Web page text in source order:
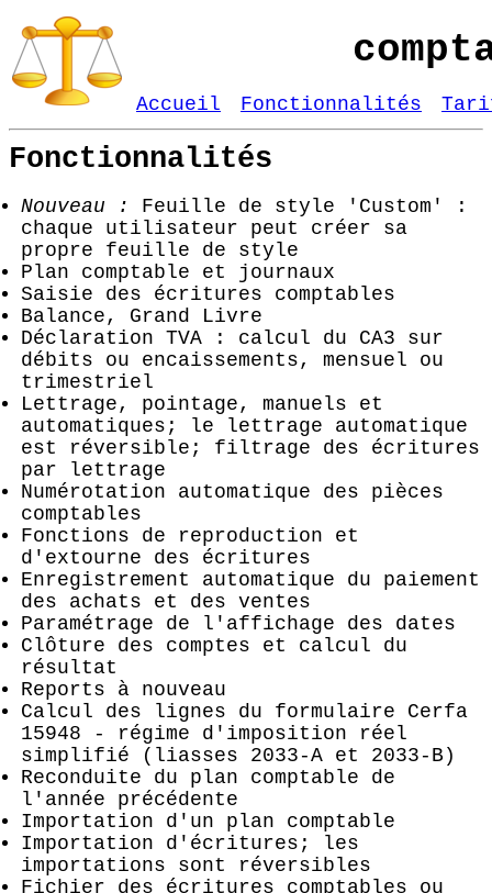
Accueil Fonctionnalités
Fonctionnalités
Nouveau :
Feuille de style 'Custom' :
chaque utilisateur peut créer sa
propre feuille de style
Plan comptable et journaux
Saisie des écritures comptables
Balance, Grand Livre
Déclaration TVA : calcul du CA3 sur
débits ou encaissements, mensuel ou
trimestriel
Lettrage, pointage, manuels et
automatiques; le lettrage automatique
est réversible; filtrage des écritures
par lettrage
Numérotation automatique des pièces
comptables
Fonctions de reproduction et
d'extourne des écritures
Enregistrement automatique du paiement
des achats et des ventes
Paramétrage de l'affichage des dates
Clôture des comptes et calcul du
résultat
Reports à nouveau
Calcul des lignes du formulaire Cerfa
15948 - régime d'imposition réel
simplifié (liasses 2033-A et 2033-B)
Reconduite du plan comptable de
l'année précédente
Importation d'un plan comptable
Importation d'écritures; les
importations sont réversibles
Fichier des écritures comptables ou